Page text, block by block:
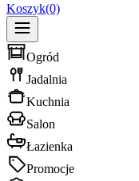
Koszyk(0)
Ogród
Jadalnia
Kuchnia
Salon
Łazienka
Promocje